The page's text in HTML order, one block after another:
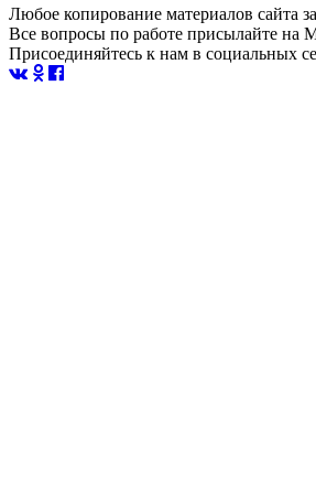
Любое копирование материалов сайта
Все вопросы по работе присылайте на
Присоединяйтесь к нам в социальных